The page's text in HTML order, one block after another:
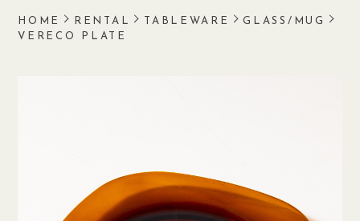
HOME RENTAL TABLEWARE
GLASS/MUG
VERECO PLATE